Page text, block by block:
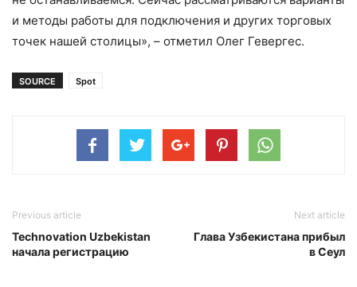
и методы работы для подключения и других торговых
точек нашей столицы», – отметил Олег Гевергес.
SOURCE Spot
Previous article
Technovation Uzbekistan
начала регистрацию
Next article
Глава Узбекистана прибыл
в Сеул